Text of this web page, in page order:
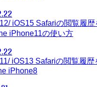
iOS15 Safariの閲覧履
iPhone11の使い方
iOS13 Safariの閲覧履
iPhone8